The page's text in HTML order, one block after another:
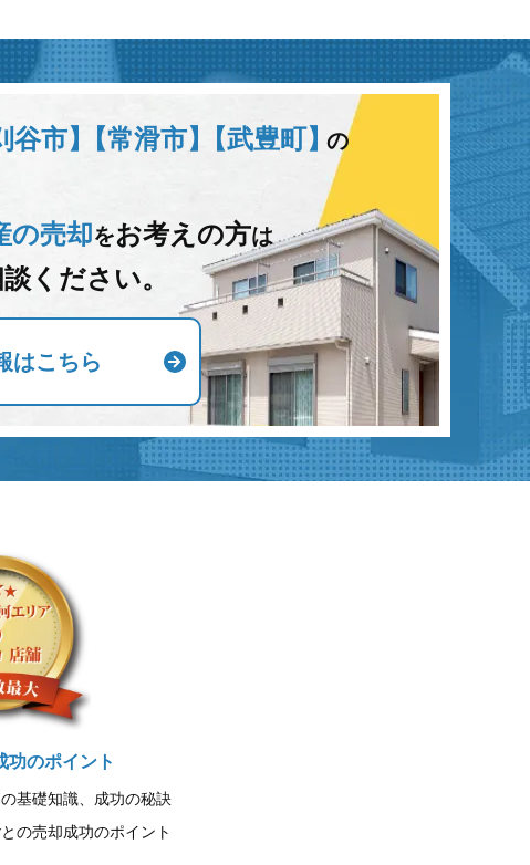
谷市】 【常滑市】 【武豊町】の
の売却をお考えの方は
ください。
はこちら
功のポイント
基礎知識、成功の秘訣
の売却成功のポイント